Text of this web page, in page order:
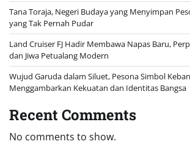
Tana Toraja, Negeri Budaya yang Menyimpan
yang Tak Pernah Pudar
Land Cruiser FJ Hadir Membawa Napas Baru,
dan Jiwa Petualang Modern
Wujud Garuda dalam Siluet, Pesona Simbol
Menggambarkan Kekuatan dan Identitas Bangsa
Recent Comments
No comments to show.